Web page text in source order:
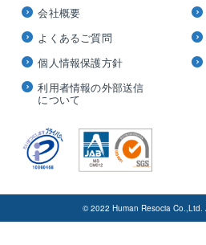
会社概要
よくあるご質問
個人情報保護方針
利用者情報の外部送信
について
© 2022 Human Resocia Co.,Ltd.